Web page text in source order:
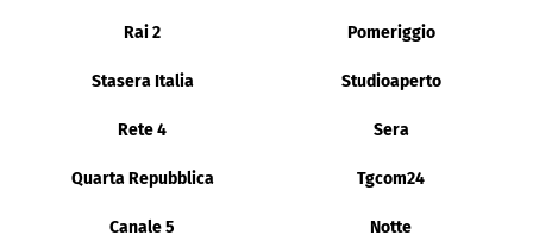
Rai 2 Pomeriggio
Stasera Italia Studioaperto
Rete 4 Sera
Quarta Repubblica Tgcom24
Canale 5 Notte